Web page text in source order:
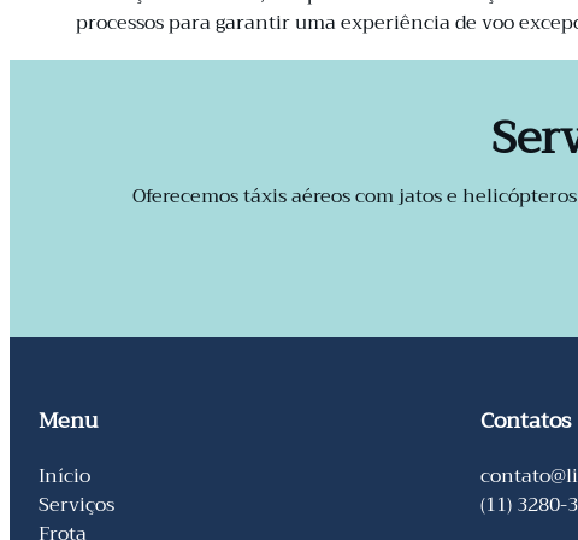
processos para garantir uma experiência de voo
Oferecemos táxis aéreos com jatos e
Menu
Início
Serviços
Contatos
(11) 3280-